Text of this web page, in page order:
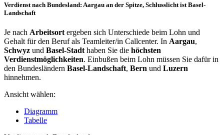
Verdienst nach Bundesland: Aargau an der Spitze, Schlusslicht ist Basel-
Landschaft
Je nach Arbeitsort ergeben sich Unterschiede beim Lohn und
Gehalt für den Beruf als Teamleiter/in Callcenter. In Aargau,
Schwyz und Basel-Stadt haben Sie die höchsten
Verdienstmöglichkeiten. Einbußen beim Lohn müssen Sie dafür in
den Bundesländern Basel-Landschaft, Bern und Luzern
hinnehmen.
Ansicht wählen:
Diagramm
Tabelle